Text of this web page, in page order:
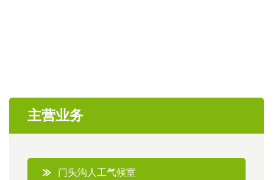
主营业务
门头沟人工气候室